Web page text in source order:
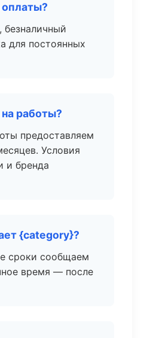
безналичный
для постоянных
на работы?
предоставляем
Условия
и бренда
{category}?
сроки сообщаем
время — после